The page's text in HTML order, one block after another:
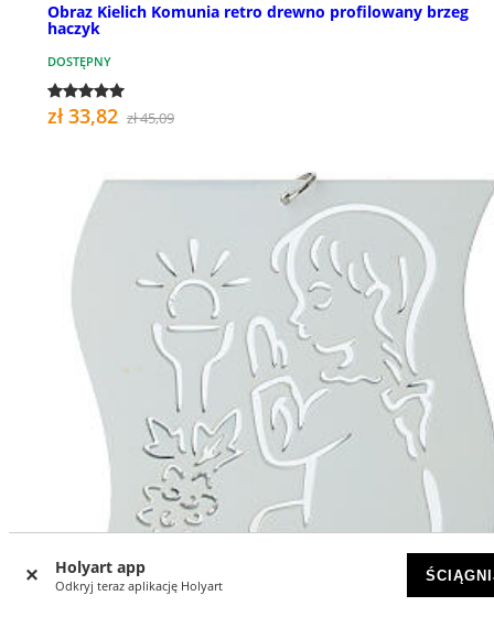
Holyart app
Odkryj teraz aplikację Holyart
Obraz Kielich Komunia retro drewno profilowany brzeg
haczyk
DOSTĘPNY
zł 33,82 zł 45,09